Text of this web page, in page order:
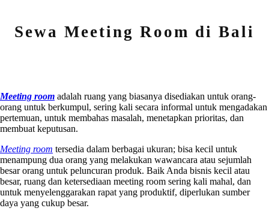
Sewa Meeting Room di Bali
Meeting room adalah ruang yang biasanya disediakan untuk orang-
orang untuk berkumpul, sering kali secara informal untuk mengadakan
pertemuan, untuk membahas masalah, menetapkan prioritas, dan
membuat keputusan.
Meeting room tersedia dalam berbagai ukuran; bisa kecil untuk
menampung dua orang yang melakukan wawancara atau sejumlah
besar orang untuk peluncuran produk. Baik Anda bisnis kecil atau
besar, ruang dan ketersediaan meeting room sering kali mahal, dan
untuk menyelenggarakan rapat yang produktif, diperlukan sumber
daya yang cukup besar.